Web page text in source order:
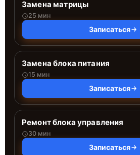
Замена матрицы
25 мин
Записаться
Замена блока питания
15 мин
Записаться
Ремонт блока управления
30 мин
Записаться